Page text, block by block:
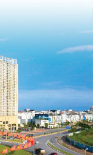
hiện Dự án: Mở rộng
hiện Dự án: Mở rộng
hiện Dự án: Mở rộng